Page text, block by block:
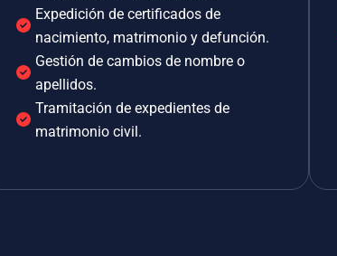
Expedición de certificados de
nacimiento, matrimonio y defunción.
Gestión de cambios de nombre o
apellidos.
Tramitación de expedientes de
matrimonio civil.